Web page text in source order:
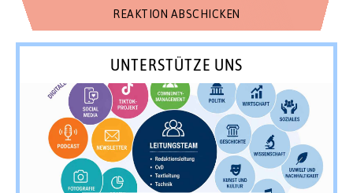
UNTERSTÜTZE UNS